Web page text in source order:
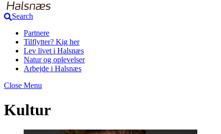
Search
Partnere
Tilflytter? Kig her
Lev livet i Halsnæs
Natur og oplevelser
Arbejde i Halsnæs
Close Menu
Kultur